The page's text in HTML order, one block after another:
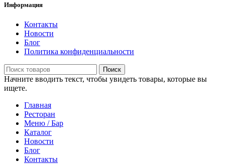
Информация
Контакты
Новости
Блог
Политика конфиденциальности
Поиск
Начните вводить текст, чтобы увидеть товары, которые вы
ищете.
Главная
Ресторан
Меню / Бар
Каталог
Новости
Блог
Контакты